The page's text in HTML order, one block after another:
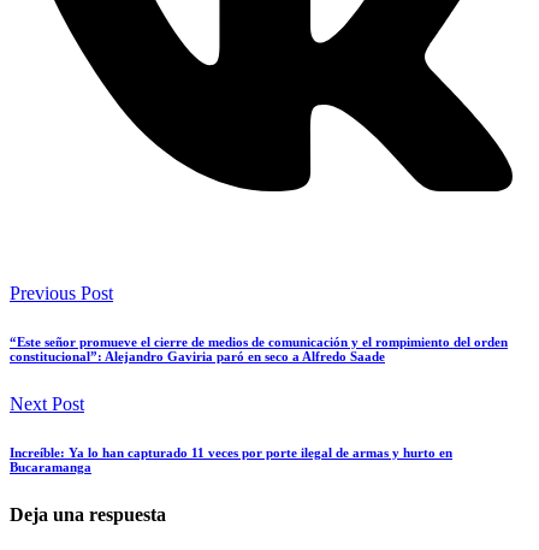
Previous Post
“Este señor promueve el cierre de medios de comunicación y el rompimiento del orden
constitucional”: Alejandro Gaviria paró en seco a Alfredo Saade
Next Post
Increíble: Ya lo han capturado 11 veces por porte ilegal de armas y hurto en
Bucaramanga
Deja una respuesta